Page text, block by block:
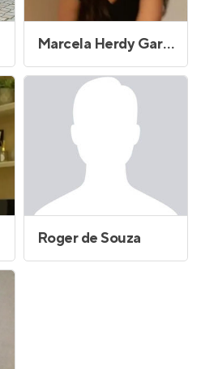
Marcela Herdy Garcia
Roger de Souza